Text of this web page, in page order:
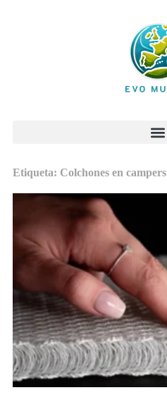
Etiqueta: Colchones en campers